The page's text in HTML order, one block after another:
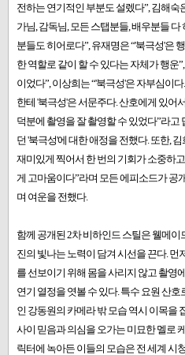
전하는 연기적인 부분도 설렜다”, 김해숙
가님, 감독님, 모든 스탭분들, 배우분들
분들도 히어로다”, 유재명은 “'북극성'은
한 역할로 같이 할 수 있다는 자체가 행운
이었다”, 이상희는 “'북극성'은 자부심이
한테 '북극성'​은 서문주다. 산호에게 있어
덕분에 촬영을 잘 촬영할 수 있었다”라
던 '북극성'에 대한 애정을 전했다. 또한,
재미있게 찍어서 한 번의 기회가 소중하
게 고마움이다”라며 모든 에피소드가 공
며 여운을 전했다.
함께 공개된 2차 비하인드 스틸은 웰메
진의 빛나는 노력이 담겨 시선을 끈다. 먼
를 선보이기 위해 몸을 사리지 않고 촬영
연기 열정을 엿볼 수 있다. 특수 요원 산
인 강동원의 카메라 밖 모습 역시 이목을
사이 믿음과 의심을 오가는 미묘한 멜로
릭터에 녹아든 이들의 모습은 전 세계 시